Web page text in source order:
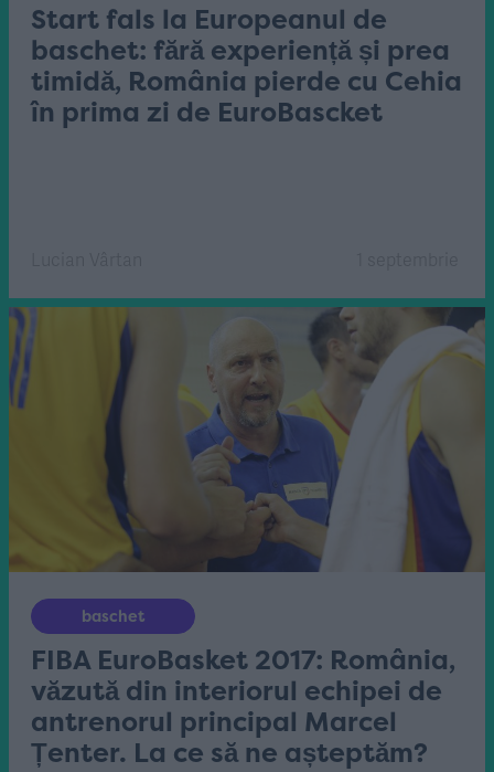
Start fals la Europeanul de
baschet: fără experiență și prea
timidă, România pierde cu Cehia
în prima zi de EuroBascket
baschet
FIBA EuroBasket 2017: România,
văzută din interiorul echipei de
antrenorul principal Marcel
Țenter. La ce să ne așteptăm?